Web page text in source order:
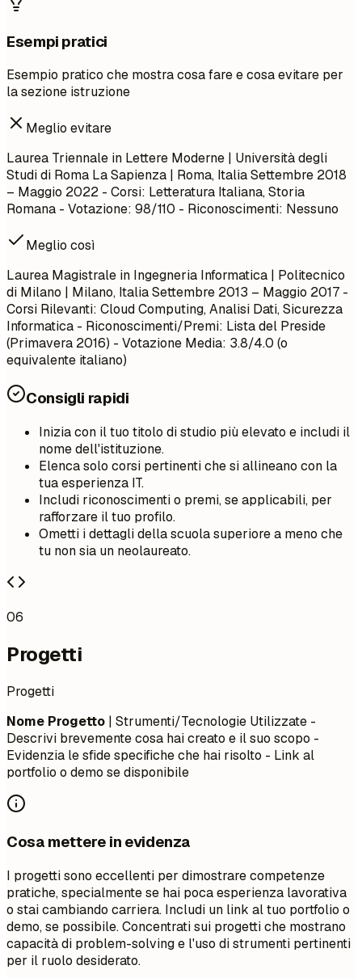
Esempi pratici
Esempio pratico che mostra cosa fare e cosa evitare per
la sezione istruzione
Meglio evitare
Laurea Triennale in Lettere Moderne | Università degli
Studi di Roma La Sapienza | Roma, ItaliaSettembre 2018
– Maggio 2022 - Corsi: Letteratura Italiana, Storia
Romana - Votazione: 98/110 - Riconoscimenti: Nessuno
Meglio così
Laurea Magistrale in Ingegneria Informatica | Politecnico
di Milano | Milano, ItaliaSettembre 2013 – Maggio 2017 -
Corsi Rilevanti: Cloud Computing, Analisi Dati, Sicurezza
Informatica - Riconoscimenti/Premi: Lista del Preside
(Primavera 2016) - Votazione Media: 3.8/4.0 (o
equivalente italiano)
Consigli rapidi
Inizia con il tuo titolo di studio più elevato e includi il
nome dell'istituzione.
Elenca solo corsi pertinenti che si allineano con la
tua esperienza IT.
Includi riconoscimenti o premi, se applicabili, per
rafforzare il tuo profilo.
Ometti i dettagli della scuola superiore a meno che
tu non sia un neolaureato.
06
Progetti
Progetti
Nome Progetto | Strumenti/Tecnologie Utilizzate -
Descrivi brevemente cosa hai creato e il suo scopo -
Evidenzia le sfide specifiche che hai risolto - Link al
portfolio o demo se disponibile
Cosa mettere in evidenza
I progetti sono eccellenti per dimostrare competenze
pratiche, specialmente se hai poca esperienza lavorativa
o stai cambiando carriera. Includi un link al tuo portfolio o
demo, se possibile. Concentrati sui progetti che mostrano
capacità di problem-solving e l'uso di strumenti pertinenti
per il ruolo desiderato.